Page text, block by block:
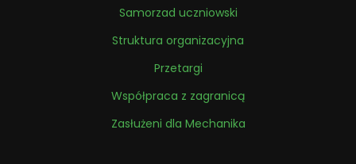
Samorzad uczniowski
Struktura organizacyjna
Przetargi
Współpraca z zagranicą
Zasłużeni dla Mechanika